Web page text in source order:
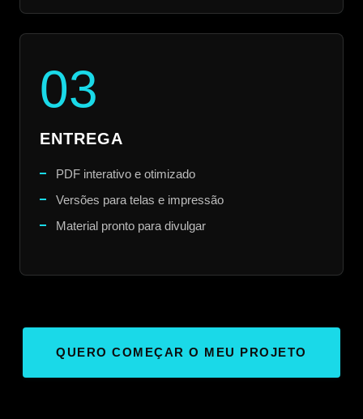
03
ENTREGA
PDF interativo e otimizado
Versões para telas e impressão
Material pronto para divulgar
QUERO COMEÇAR O MEU PROJETO